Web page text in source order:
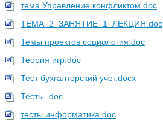
тема Управление конфликтом.doc
ТЕМА_2_ЗАНЯТИЕ_1_ЛЕКЦИЯ.doc
Темы проектов социология.doc
Теория игр.doc
Тест бухгалтерский учет.docx
Тесты .doc
тесты информатика.doc